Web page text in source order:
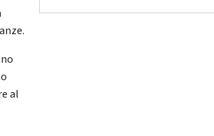
al